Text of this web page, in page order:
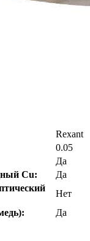
Rexant
0.05
Да
Cu:
Да
Нет
Да